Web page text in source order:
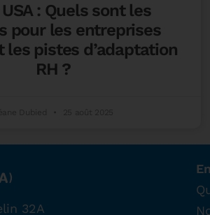
: Quels sont les
pour les entreprises
les pistes d’adaptation
RH ?
32A